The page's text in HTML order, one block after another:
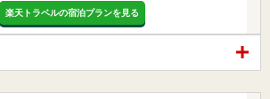
楽天トラベルの宿泊プランを見る